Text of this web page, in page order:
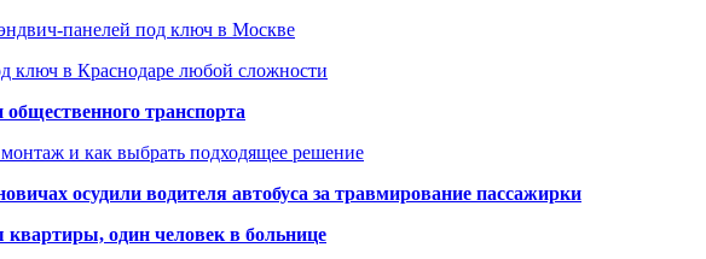
панелей под ключ в Москве
ключ в Краснодаре любой сложности
транспорта
и как выбрать подходящее решение
осудили водителя автобуса за травмирование пассажирки
один человек в больнице